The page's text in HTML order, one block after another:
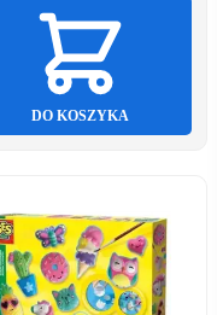
DO KOSZYKA